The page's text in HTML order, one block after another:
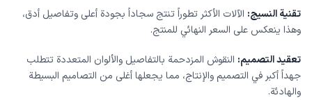
تقنية النسيج: الآلات الأكثر تطوراً تنتج سجاداً بجودة أعلى وتفاصيل أدق،
وهذا ينعكس على السعر النهائي للمنتج.
تعقيد التصميم: النقوش المزدحمة بالتفاصيل والألوان المتعددة تتطلب
جهداً أكبر في التصميم والإنتاج، مما يجعلها أغلى من التصاميم البسيطة
والهادئة.